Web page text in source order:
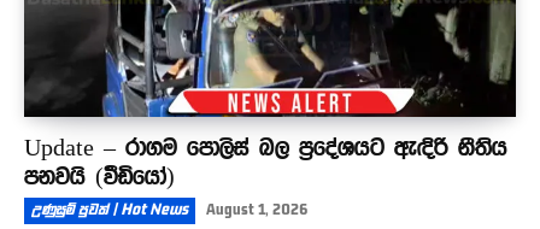
Update – රාගම පොලිස් බල ප්‍රදේශයට ඇඳිරි නීතිය
පනවයි (වීඩියෝ)
උණුසුම් පුවත් | Hot News August 1, 2026